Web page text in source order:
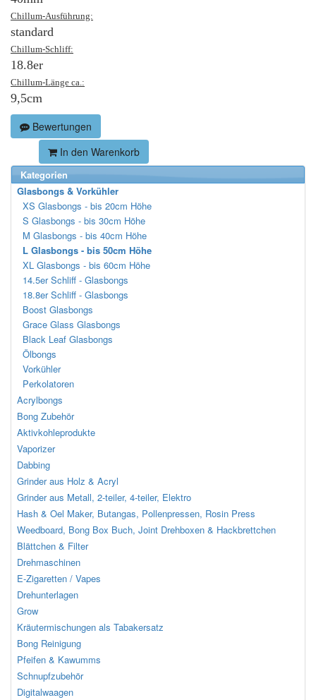
Chillum-Ausführung:
standard
Chillum-Schliff:
18.8er
Chillum-Länge ca.:
9,5cm
Bewertungen
In den Warenkorb
Kategorien
Glasbongs & Vorkühler
XS Glasbongs - bis 20cm Höhe
S Glasbongs - bis 30cm Höhe
M Glasbongs - bis 40cm Höhe
L Glasbongs - bis 50cm Höhe
XL Glasbongs - bis 60cm Höhe
14.5er Schliff - Glasbongs
18.8er Schliff - Glasbongs
Boost Glasbongs
Grace Glass Glasbongs
Black Leaf Glasbongs
Ölbongs
Vorkühler
Perkolatoren
Acrylbongs
Bong Zubehör
Aktivkohleprodukte
Vaporizer
Dabbing
Grinder aus Holz & Acryl
Grinder aus Metall, 2-teiler, 4-teiler, Elektro
Hash & Oel Maker, Butangas, Pollenpressen, Rosin Press
Weedboard, Bong Box Buch, Joint Drehboxen & Hackbrettchen
Blättchen & Filter
Drehmaschinen
E-Zigaretten / Vapes
Drehunterlagen
Grow
Kräutermischungen als Tabakersatz
Bong Reinigung
Pfeifen & Kawumms
Schnupfzubehör
Digitalwaagen